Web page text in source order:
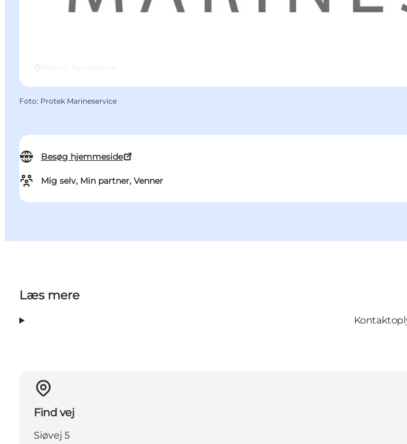
Besøg hjemmeside
Mig selv, Min partner, Venner
Foto: Protek Marineservice
Læs mere
Find vej
Siøvej 5